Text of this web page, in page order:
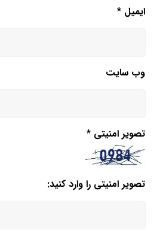
ایمیل *
وب‌ سایت
تصویر امنیتی *
تصویر امنیتی را وارد کنید: